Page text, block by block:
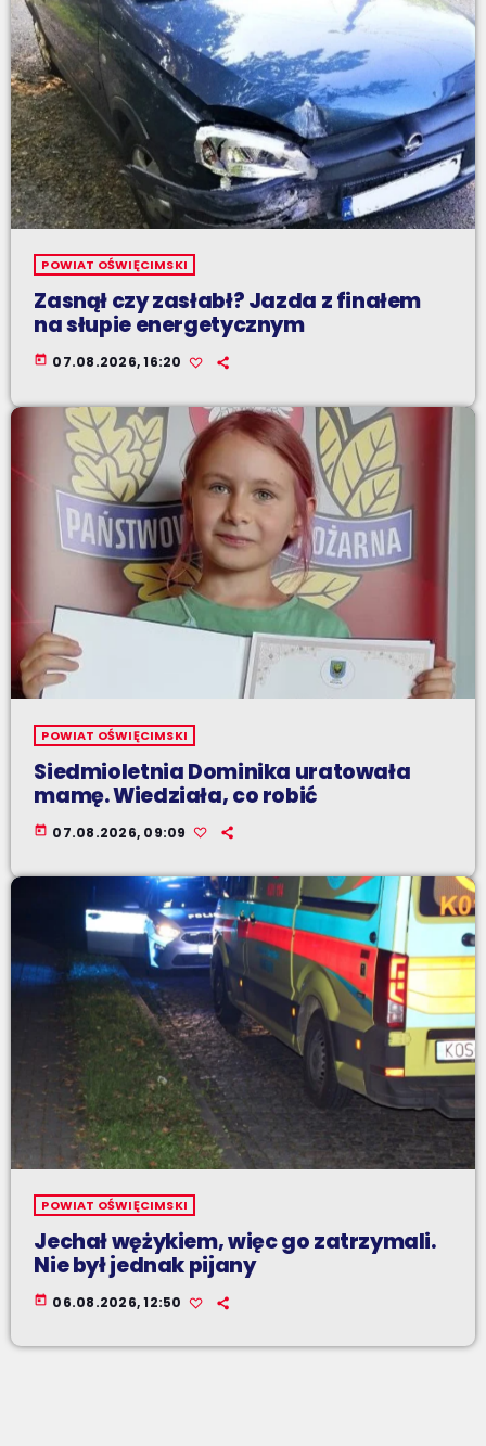
POWIAT OŚWIĘCIMSKI
Zasnął czy zasłabł? Jazda z finałem
na słupie energetycznym
today 07.08.2026, 16:20
POWIAT OŚWIĘCIMSKI
Siedmioletnia Dominika uratowała
mamę. Wiedziała, co robić
today 07.08.2026, 09:09
POWIAT OŚWIĘCIMSKI
Jechał wężykiem, więc go zatrzymali.
Nie był jednak pijany
today 06.08.2026, 12:50